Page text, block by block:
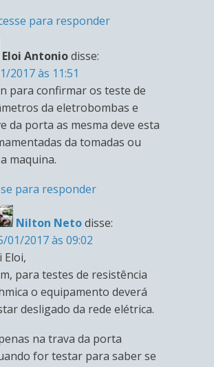
para responder
Eloi Antoniodisse:
2017 às 11:51
para confirmar os teste de
da eletrobombas e
da porta as mesma deve esta
da tomadas ou
maquina.
para responder
Nilton Netodisse:
01/2017 às 09:02
Eloi,
para testes de resistência
o equipamento deverá
desligado da rede elétrica.
na trava da porta
for testar para saber se